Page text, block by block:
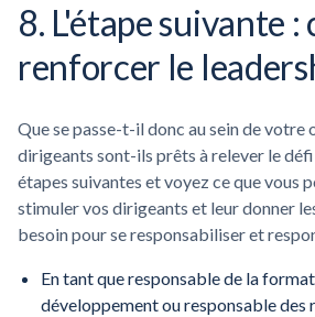
8. L'étape suivante
renforcer le
Que se passe-t-il donc au sein de votre
dirigeants sont-ils prêts à relever le défi
étapes suivantes et voyez ce que vous
stimuler vos dirigeants et leur donner
besoin pour se responsabiliser et
En tant que responsable de la
développement ou responsable des